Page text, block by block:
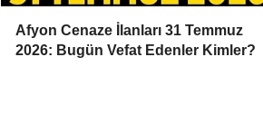
Afyon Cenaze İlanları 31 Temmuz
2026: Bugün Vefat Edenler Kimler?